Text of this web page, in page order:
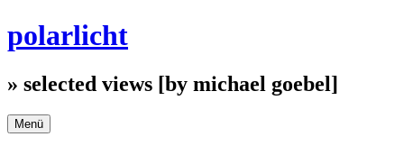
Inhalt
polarlicht
» selected views [by michael goebel]
Menü